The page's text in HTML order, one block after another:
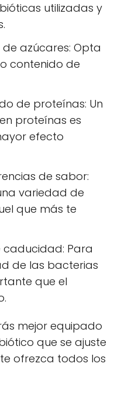
utilizadas y
azúcares: Opta
contenido de
de proteínas: Un
proteínas es
efecto
de sabor:
variedad de
que más te
caducidad: Para
de las bacterias
que el
mejor equipado
que se ajuste
ofrezca todos los